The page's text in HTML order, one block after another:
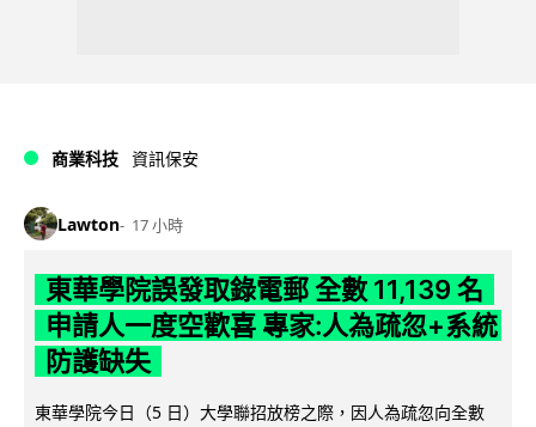
商業科技 資訊保安
Lawton 17 小時
東華學院誤發取錄電郵 全數 11,139 名
申請人一度空歡喜 專家:人為疏忽+系統
防護缺失
東華學院今日（5 日）大學聯招放榜之際，因人為疏忽向全數